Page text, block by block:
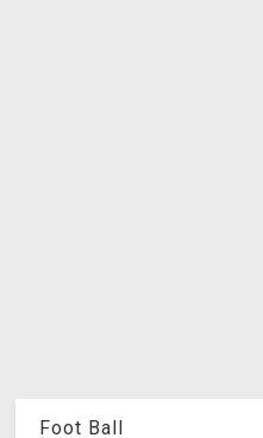
Foot Ball